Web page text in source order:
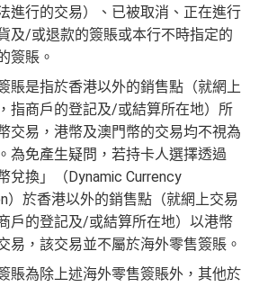
進行的交易）、已被取消、正在進行
及/或退款的簽賬或本行不時指定的
簽賬。
賬是指於香港以外的銷售點（就網上
指商戶的登記及/或結算所在地）所
交易，港幣及澳門幣的交易均不視為
為免產生疑問，若持卡人選擇透過
兌換」（Dynamic Currency
）於香港以外的銷售點（就網上交易
戶的登記及/或結算所在地）以港幣
易，該交易並不屬於海外零售簽賬。
賬為除上述海外零售簽賬外，其他於